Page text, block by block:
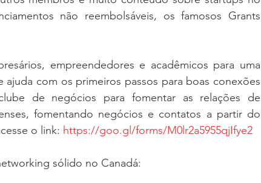
não reembolsáveis, os famosos Grants
empreendedores e acadêmicos para uma
ajuda com os primeiros passos para boas conexões
de negócios para fomentar as relações de
fomentando negócios e contatos a partir do
o link: https://goo.gl/forms/M0lr2a5955qjIfye2
sólido no Canadá: